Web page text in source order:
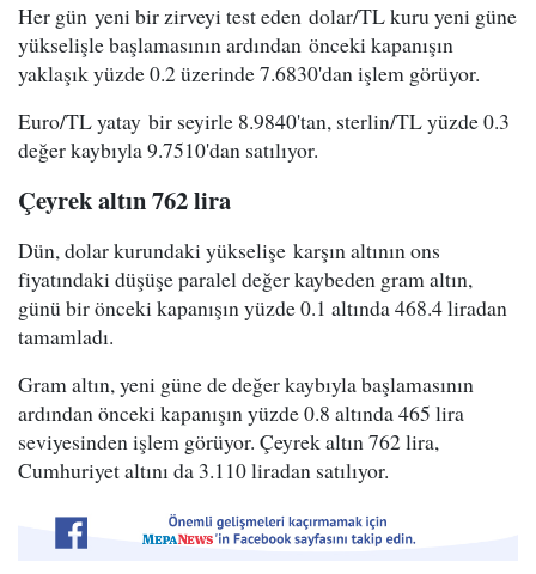
Her gün yeni bir zirveyi test eden dolar/TL kuru yeni güne
yükselişle başlamasının ardından önceki kapanışın
yaklaşık yüzde 0.2 üzerinde 7.6830'dan işlem görüyor.
Euro/TL yatay bir seyirle 8.9840'tan, sterlin/TL yüzde 0.3
değer kaybıyla 9.7510'dan satılıyor.
Çeyrek altın 762 lira
Dün, dolar kurundaki yükselişe karşın altının ons
fiyatındaki düşüşe paralel değer kaybeden gram altın,
günü bir önceki kapanışın yüzde 0.1 altında 468.4 liradan
tamamladı.
Gram altın, yeni güne de değer kaybıyla başlamasının
ardından önceki kapanışın yüzde 0.8 altında 465 lira
seviyesinden işlem görüyor. Çeyrek altın 762 lira,
Cumhuriyet altını da 3.110 liradan satılıyor.